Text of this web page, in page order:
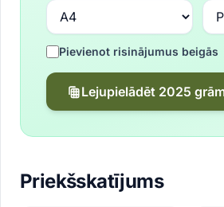
Pievienot risinājumus beigās
Lejupielādēt 2025
Priekšskatījums